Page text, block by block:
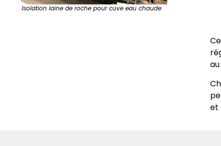
et
Isolation laine de roche pour cuve eau chaude